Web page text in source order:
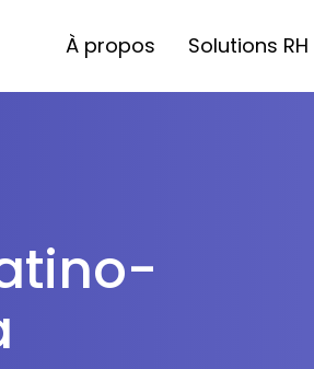
À propos Solutions RH